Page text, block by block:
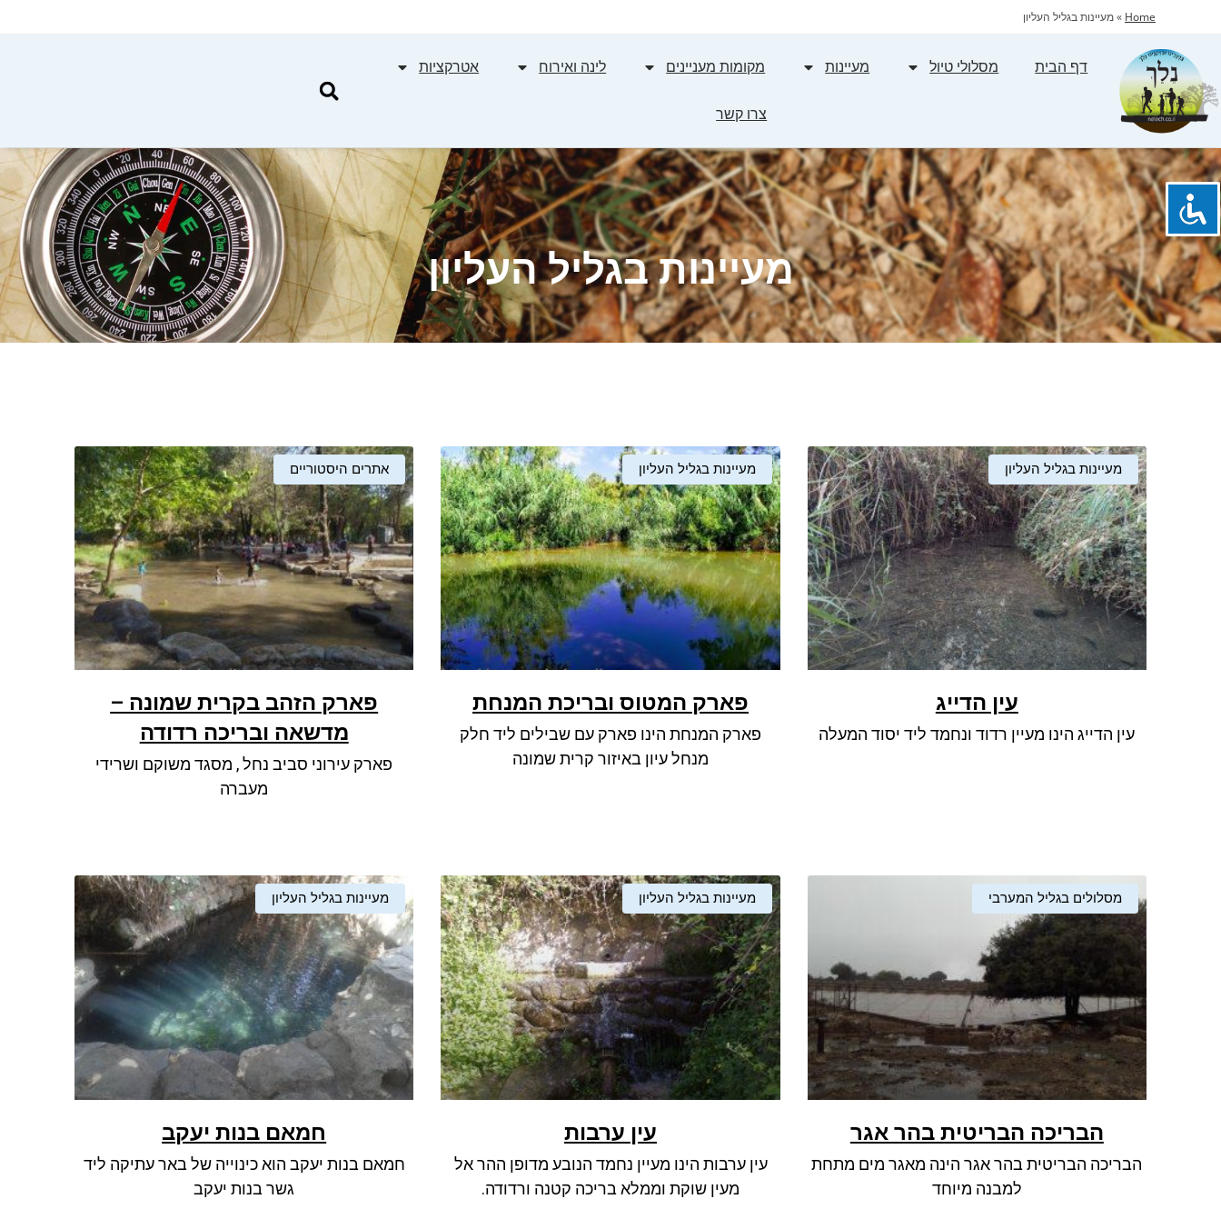
Home
»מעיינות בגליל העליון
דף הבית מסלולי טיול מעיינות מקומות מעניינים לינה ואירוח אטרקציות
צרו קשר
מעיינות בגליל העליון
מעיינות בגליל העליון
עין הדייג
עין הדייג הינו מעיין רדוד ונחמד ליד יסוד המעלה
מעיינות בגליל העליון
פארק המטוס ובריכת המנחת
פארק המנחת הינו פארק עם שבילים ליד חלק
מנחל עיון באיזור קרית שמונה
אתרים היסטוריים
פארק הזהב בקרית שמונה –
מדשאה ובריכה רדודה
פארק עירוני סביב נחל , מסגד משוקם ושרידי
מעברה
מסלולים בגליל המערבי
הבריכה הבריטית בהר אגר
הבריכה הבריטית בהר אגר הינה מאגר מים מתחת
למבנה מיוחד
מעיינות בגליל העליון
עין ערבות
עין ערבות הינו מעיין נחמד הנובע מדופן ההר אל
מעין שוקת וממלא בריכה קטנה ורדודה.
מעיינות בגליל העליון
חמאם בנות יעקב
חמאם בנות יעקב הוא כינוייה של באר עתיקה ליד
גשר בנות יעקב